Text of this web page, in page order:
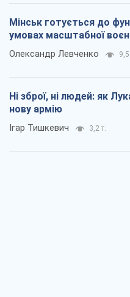
Мінськ готується до
умовах масштабної
Олександр Левченко 9,5
Ні зброї, ні людей: як
нову армію
Ігар Тишкевич 3,2 т.